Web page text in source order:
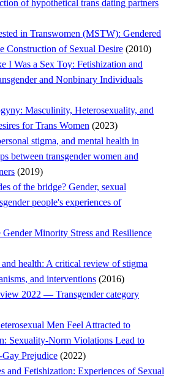
of hypothetical trans dating partners
in Transwomen (MSTW): Gendered
Construction of Sexual Desire (2010)
I Was a Sex Toy: Fetishization and
and Nonbinary Individuals
Masculinity, Heterosexuality, and
for Trans Women (2023)
stigma, and mental health in
between transgender women and
(2019)
of the bridge? Gender, sexual
people's experiences of
Minority Stress and Resilience
and health: A critical review of stigma
and interventions (2016)
2022 — Transgender category
Men Feel Attracted to
Sexuality-Norm Violations Lead to
Prejudice (2022)
and Fetishization: Experiences of Sexual